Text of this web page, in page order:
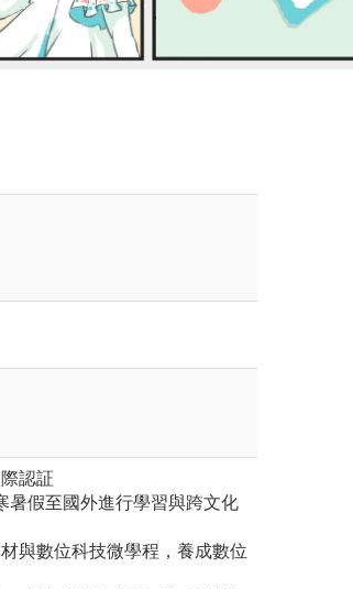
認証
暑假至國外進行學習與跨文化
與數位科技微學程，養成數位